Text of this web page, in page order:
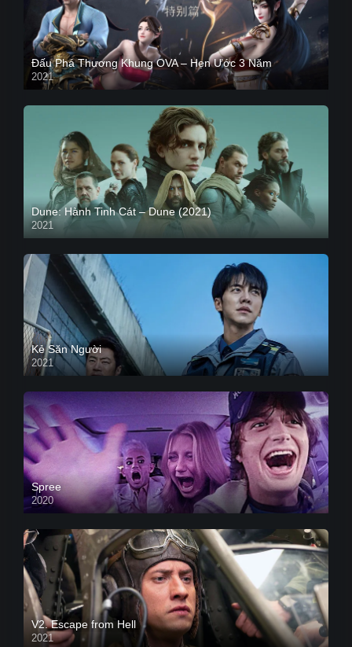
Đấu Phá Thương Khung OVA – Hẹn Ước 3 Năm
2021
Dune: Hành Tinh Cát – Dune (2021)
2021
HD VIETSUB
Kẻ Săn Người
2021
Spree
2020
V2. Escape from Hell
2021